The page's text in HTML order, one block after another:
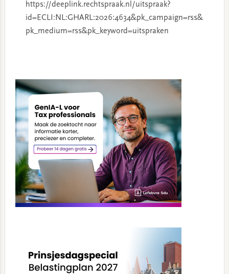
https://deeplink.rechtspraak.nl/uitspraak?
id=ECLI:NL:GHARL:2026:4634&pk_campaign=rss&
pk_medium=rss&pk_keyword=uitspraken
Sidebar